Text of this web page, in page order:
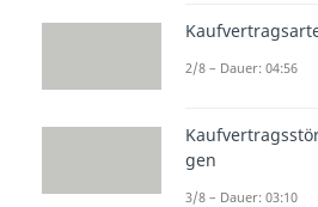
Du weißt jetzt,
gültig ist! Neben
2/8 – Dauer: 04:56
gen
3/8 – Dauer: 03:10